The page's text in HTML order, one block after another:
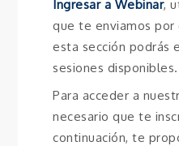
Ingresar a Webinar,
que te enviamos por
esta sección podrás
sesiones disponibles.
Para acceder a
necesario que te
continuación, te